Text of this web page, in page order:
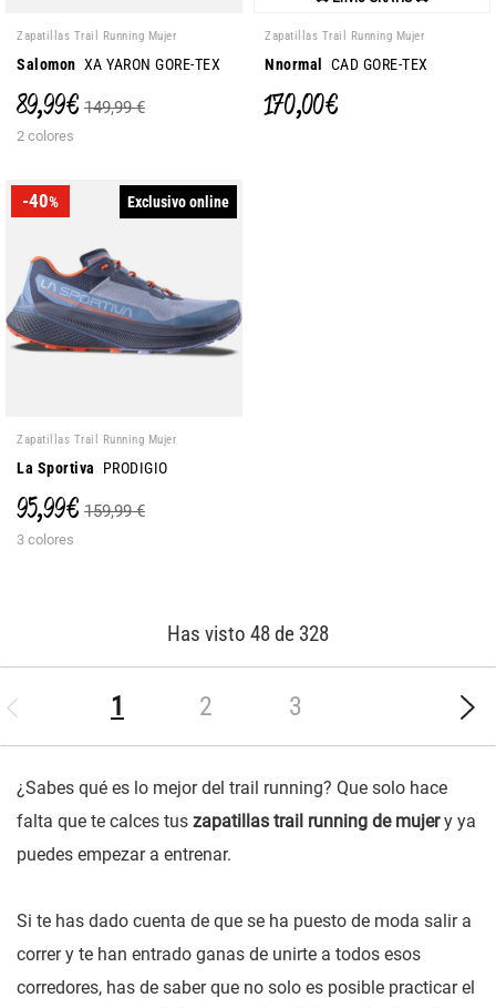
Zapatillas Trail Running Mujer
Salomon XA YARON GORE-TEX
89,99 € 149,99 €
2 colores
Zapatillas Trail Running Mujer
Nnormal CAD GORE-TEX
170,00 €
-40% Exclusivo online
Zapatillas Trail Running Mujer
La Sportiva PRODIGIO
95,99 € 159,99 €
3 colores
Has visto 48 de 328
1 (current)
2 3
¿Sabes qué es lo mejor del trail running? Que solo hace
falta que te calces tus zapatillas trail running de mujery ya
puedes empezar a entrenar.
Si te has dado cuenta de que se ha puesto de moda salir a
correr y te han entrado ganas de unirte a todos esos
corredores, has de saber que no solo es posible practicar el